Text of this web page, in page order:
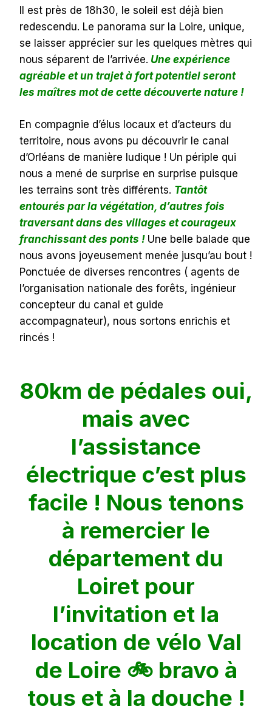
Il est près de 18h30, le soleil est déjà bien
redescendu. Le panorama sur la Loire, unique,
se laisser apprécier sur les quelques mètres qui
nous séparent de l’arrivée. Une expérience
agréable et un trajet à fort potentiel seront
les maîtres mot de cette découverte nature !
En compagnie d’élus locaux et d’acteurs du
territoire, nous avons pu découvrir le canal
d’Orléans de manière ludique ! Un périple qui
nous a mené de surprise en surprise puisque
les terrains sont très différents. Tantôt
entourés par la végétation, d’autres fois
traversant dans des villages et courageux
franchissant des ponts ! Une belle balade que
nous avons joyeusement menée jusqu’au bout !
Ponctuée de diverses rencontres ( agents de
l’organisation nationale des forêts, ingénieur
concepteur du canal et guide
accompagnateur), nous sortons enrichis et
rincés !
80km de pédales oui,
mais avec
l’assistance
électrique c’est plus
facile ! Nous tenons
à remercier le
département du
Loiret pour
l’invitation et la
location de vélo Val
de Loire 🚲 bravo à
tous et à la douche !